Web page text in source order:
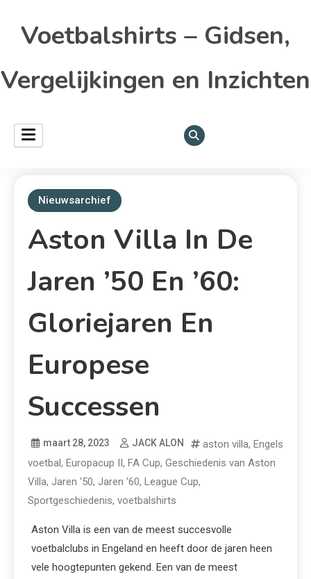
Voetbalshirts – Gidsen,
Vergelijkingen en Inzichten
Nieuwsarchief
Aston Villa In De
Jaren ’50 En ’60:
Gloriejaren En
Europese
Successen
maart 28, 2023 JACK ALON aston villa, Engels
voetbal, Europacup II, FA Cup, Geschiedenis van Aston
Villa, Jaren '50, Jaren '60, League Cup,
Sportgeschiedenis, voetbalshirts
Aston Villa is een van de meest succesvolle
voetbalclubs in Engeland en heeft door de jaren heen
vele hoogtepunten gekend. Een van de meest